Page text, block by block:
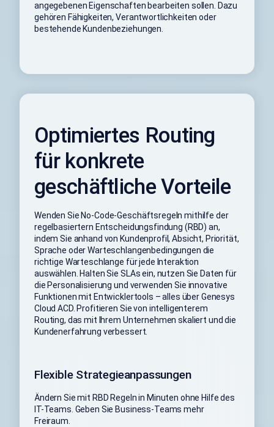
angegebenen Eigenschaften bearbeiten sollen. Dazu
gehören Fähigkeiten, Verantwortlichkeiten oder
bestehende Kundenbeziehungen.
Optimiertes Routing
für konkrete
geschäftliche Vorteile
Wenden Sie No-Code-Geschäftsregeln mithilfe der
regelbasiertern Entscheidungsfindung (RBD) an,
indem Sie anhand von Kundenprofil, Absicht, Priorität,
Sprache oder Warteschlangenbedingungen die
richtige Warteschlange für jede Interaktion
auswählen. Halten Sie SLAs ein, nutzen Sie Daten für
die Personalisierung und verwenden Sie innovative
Funktionen mit Entwicklertools – alles über Genesys
Cloud ACD. Profitieren Sie von intelligenterem
Routing, das mit Ihrem Unternehmen skaliert und die
Kundenerfahrung verbessert.
Flexible Strategieanpassungen
Ändern Sie mit RBD Regeln in Minuten ohne Hilfe des
IT-Teams. Geben Sie Business-Teams mehr
Freiraum.